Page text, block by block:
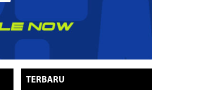
TERBARU